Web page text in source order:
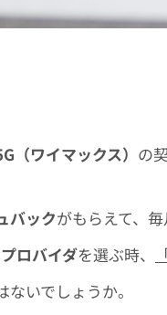
（ワイマックス） の
バックがもらえて、
プロバイダを選ぶ時、
ないでしょうか。